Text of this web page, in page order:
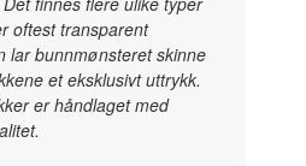
oftest transparent
lar bunnmønsteret skinne
et eksklusivt uttrykk.
er håndlaget med